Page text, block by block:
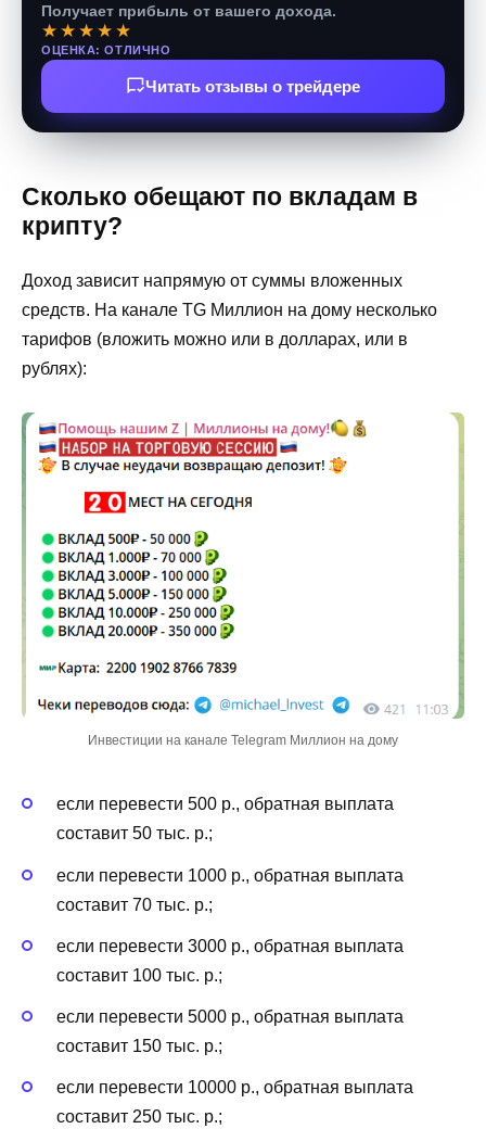
Получает прибыль от вашего дохода.
★★★★★
ОЦЕНКА: ОТЛИЧНО
Читать отзывы о трейдере
Сколько обещают по вкладам в
крипту?
Доход зависит напрямую от суммы вложенных
средств. На канале TG Миллион на дому несколько
тарифов (вложить можно или в долларах, или в
рублях):
Инвестиции на канале Telegram Миллион на дому
если перевести 500 р., обратная выплата
составит 50 тыс. р.;
если перевести 1000 р., обратная выплата
составит 70 тыс. р.;
если перевести 3000 р., обратная выплата
составит 100 тыс. р.;
если перевести 5000 р., обратная выплата
составит 150 тыс. р.;
если перевести 10000 р., обратная выплата
составит 250 тыс. р.;